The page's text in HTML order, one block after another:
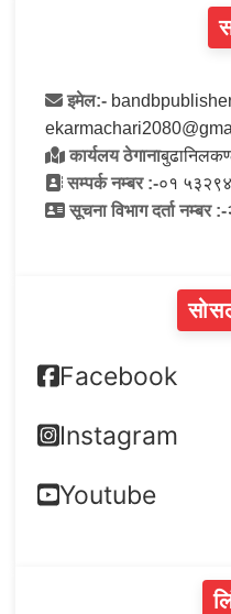
इमेल:-
कार्यलय ठेगाना
सम्पर्क नम्बर :-०१
सूचना विभाग दर्ता नम्बर :-
Facebook
Instagram
Youtube